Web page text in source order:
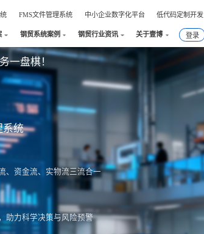
FMS文件管理系统 中小企业数字化平台 低代码定制开发
钢贸系统案例 钢贸行业资讯 关于壹博 登录
一盘棋！
系统
、资金流、实物流三流合一
助力科学决策与风险预警